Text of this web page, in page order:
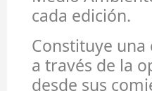
cada edición.
Constituye
a través de la
desde sus